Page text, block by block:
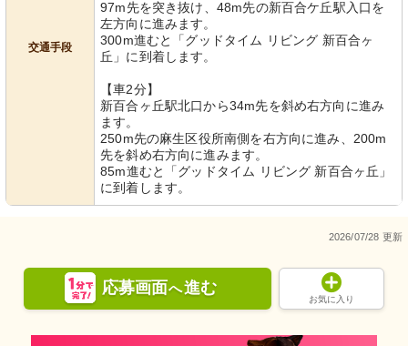
交通手段
97m先を突き抜け、48m先の新百合ケ丘駅入口を
左方向に進みます。
300m進むと「グッドタイム リビング 新百合ヶ
丘」に到着します。
【車2分】
新百合ヶ丘駅北口から34m先を斜め右方向に進み
ます。
250m先の麻生区役所南側を右方向に進み、200m
先を斜め右方向に進みます。
85m進むと「グッドタイム リビング 新百合ヶ丘」
に到着します。
2026/07/28 更新
応募画面へ進む
お気に入り